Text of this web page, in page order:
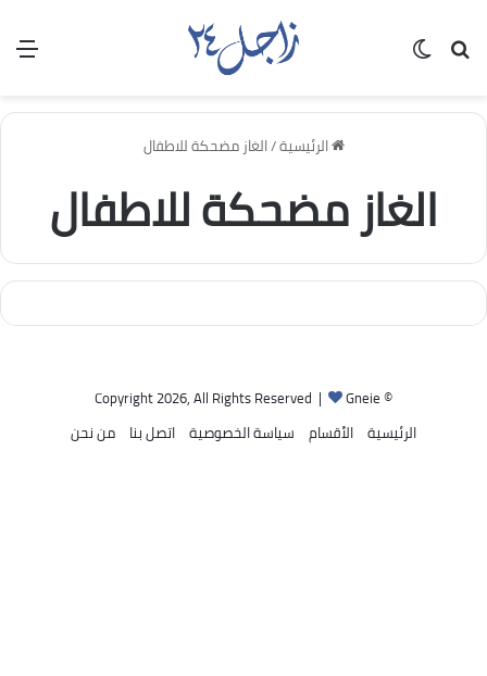
بحث عن
الرئيسية/الغاز مضحكة للاطفال
الغاز مضحكة للاطفال
© Copyright 2026, All Rights Reserved |
Gneie
الرئيسية الأقسام سياسة الخصوصية اتصل بنا من نحن